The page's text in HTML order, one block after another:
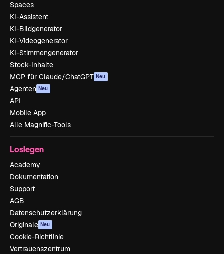
Spaces
KI-Assistent
KI-Bildgenerator
KI-Videogenerator
KI-Stimmengenerator
Stock-Inhalte
MCP für Claude/ChatGPT Neu
Agenten Neu
API
Mobile App
Alle Magnific-Tools
Loslegen
Academy
Dokumentation
Support
AGB
Datenschutzerklärung
Originale Neu
Cookie-Richtlinie
Vertrauenszentrum